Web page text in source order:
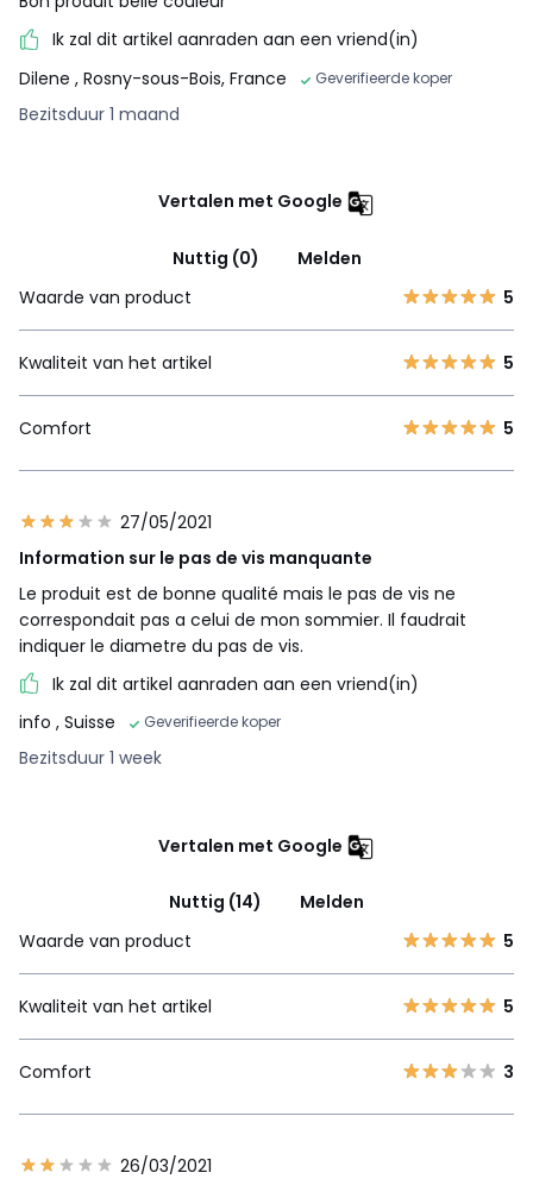
Ik zal dit artikel aanraden aan een vriend(in)
Dilene , Rosny-sous-Bois, France Geverifieerde koper
Bezitsduur 1 maand
Vertalen met Google
Nuttig (0)
Melden
Waarde van product
5
Kwaliteit van het artikel 5
Comfort 5
27/05/2021
Information sur le pas de vis manquante
Le produit est de bonne qualité mais le pas de vis ne
correspondait pas a celui de mon sommier. Il faudrait
indiquer le diametre du pas de vis.
Ik zal dit artikel aanraden aan een vriend(in)
info , Suisse Geverifieerde koper
Bezitsduur 1 week
Vertalen met Google
Nuttig (14)
Melden
Waarde van product
5
Kwaliteit van het artikel 5
Comfort 3
26/03/2021